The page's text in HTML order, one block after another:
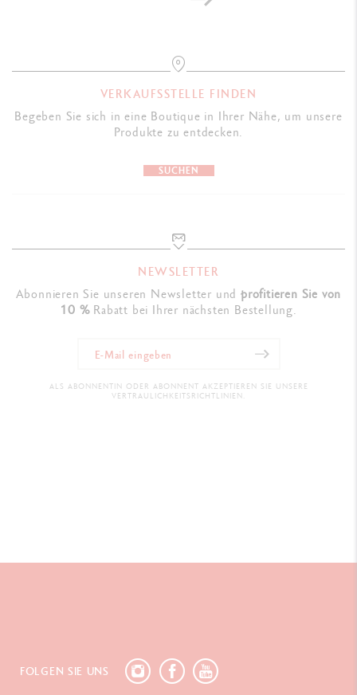
VERKAUFSSTELLE FINDEN
Begeben Sie sich in eine Boutique in Ihrer Nähe, um unsere
Produkte zu entdecken.
SUCHEN
NEWSLETTER
Abonnieren Sie unseren Newsletter undprofitieren Sie von
10 %Rabatt bei Ihrer nächsten Bestellung.
ALS ABONNENTIN ODER ABONNENT AKZEPTIEREN SIE UNSERE
VERTRAULICHKEITSRICHTLINIEN.
FOLGEN SIE UNS